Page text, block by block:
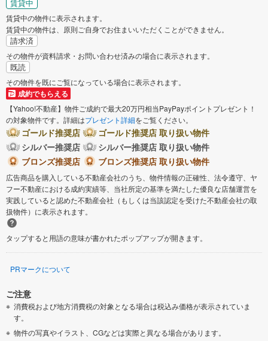
賃貸中
賃貸中の物件に表示されます。
賃貸中の物件は、原則ご自身でお住まいいただくことができません。
請求済
その物件が資料請求・お問い合わせ済みの場合に表示されます。
既読
その物件を既にご覧になっている場合に表示されます。
成約でもらえる
【Yahoo!不動産】物件ご成約で最大20万円相当PayPayポイントプレゼント！
の対象物件です。詳細はプレゼント詳細をご覧ください。
ゴールド推奨店
ゴールド推奨店 取り扱い物件
シルバー推奨店
シルバー推奨店 取り扱い物件
ブロンズ推奨店
ブロンズ推奨店 取り扱い物件
広告商品を購入している不動産会社のうち、物件情報の正確性、法令遵守、ヤ
フー不動産における成約実績等、当社所定の基準を満たした優良な店舗運営を
実践していると認めた不動産会社（もしくは当該認定を受けた不動産会社の取
扱物件）に表示されます。
タップすると用語の意味が書かれたポップアップが開きます。
PRマークについて
ご注意
消費税および地方消費税の対象となる場合は税込み価格が表示されていま
す。
物件の写真やイラスト、CGなどは実際と異なる場合があります。